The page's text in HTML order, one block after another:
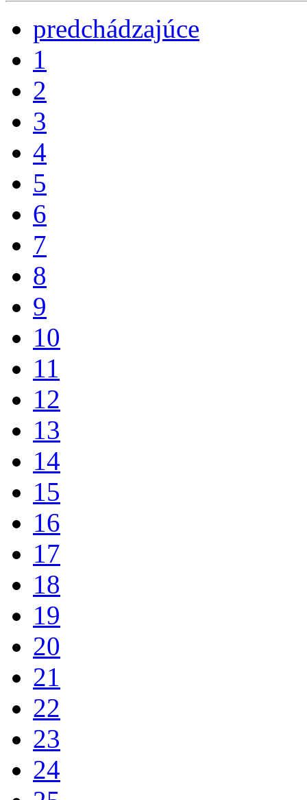
predchádzajúce
1
2
3
4
5
6
7
8
9
10
11
12
13
14
15
16
17
18
19
20
21
22
23
24